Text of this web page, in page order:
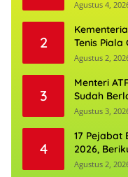
Agustus 4,
2
Tenis
Agustus 2,
3
Menteri
Sudah
Agustus 3,
4
17 Pejabat
2026,
Agustus 2,